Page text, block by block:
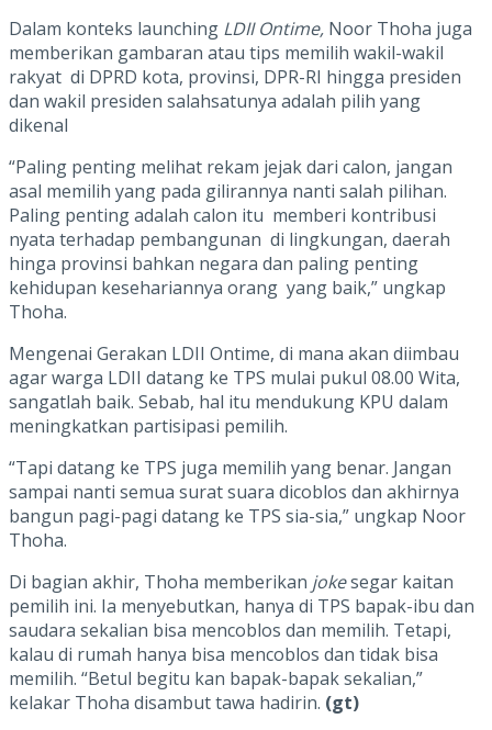
Dalam konteks launching LDII Ontime, Noor Thoha juga
memberikan gambaran atau tips memilih wakil-wakil
rakyat di DPRD kota, provinsi, DPR-RI hingga presiden
dan wakil presiden salahsatunya adalah pilih yang
dikenal
“Paling penting melihat rekam jejak dari calon, jangan
asal memilih yang pada gilirannya nanti salah pilihan.
Paling penting adalah calon itu memberi kontribusi
nyata terhadap pembangunan di lingkungan, daerah
hinga provinsi bahkan negara dan paling penting
kehidupan kesehariannya orang yang baik,” ungkap
Thoha.
Mengenai Gerakan LDII Ontime, di mana akan diimbau
agar warga LDII datang ke TPS mulai pukul 08.00 Wita,
sangatlah baik. Sebab, hal itu mendukung KPU dalam
meningkatkan partisipasi pemilih.
“Tapi datang ke TPS juga memilih yang benar. Jangan
sampai nanti semua surat suara dicoblos dan akhirnya
bangun pagi-pagi datang ke TPS sia-sia,” ungkap Noor
Thoha.
Di bagian akhir, Thoha memberikan jokesegar kaitan
pemilih ini. Ia menyebutkan, hanya di TPS bapak-ibu dan
saudara sekalian bisa mencoblos dan memilih. Tetapi,
kalau di rumah hanya bisa mencoblos dan tidak bisa
memilih. “Betul begitu kan bapak-bapak sekalian,”
kelakar Thoha disambut tawa hadirin. (gt)